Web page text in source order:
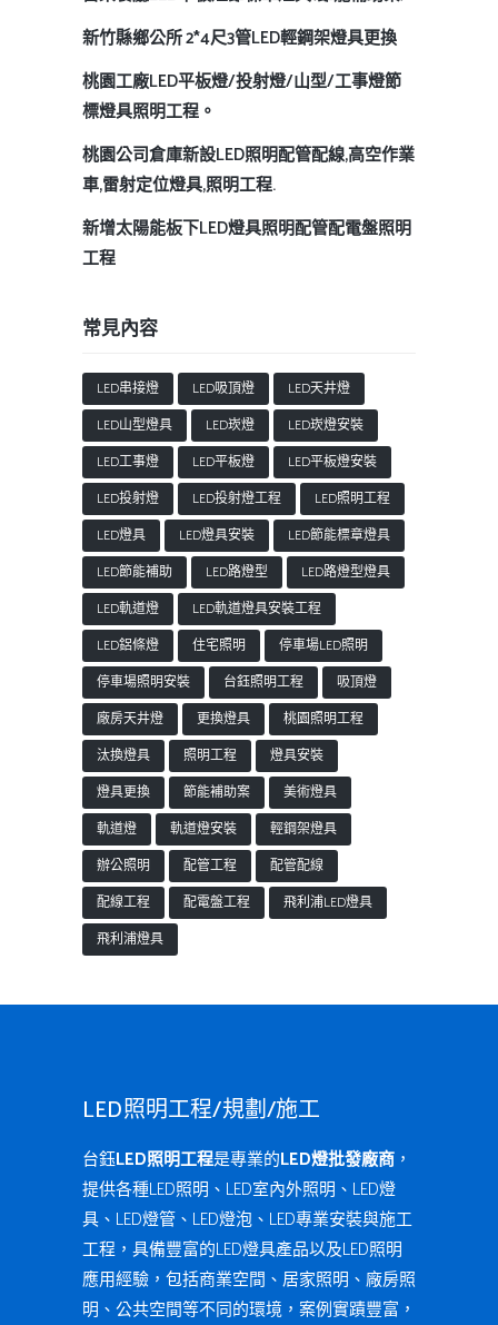
新竹縣鄉公所 2*4尺3管LED輕鋼架燈具更換
桃園工廠LED平板燈/投射燈/山型/工事燈節
標燈具照明工程。
桃園公司倉庫新設LED照明配管配線,高空作業
車,雷射定位燈具,照明工程.
新增太陽能板下LED燈具照明配管配電盤照明
工程
常見內容
LED串接燈 LED吸頂燈
LED天井燈
LED山型燈具
LED崁燈
LED崁燈安裝
LED工事燈
LED平板燈
LED平板燈安裝
LED投射燈
LED投射燈工程
LED照明工程
LED燈具
LED燈具安裝
LED節能標章燈具
LED節能補助
LED路燈型
LED路燈型燈具
LED軌道燈
LED軌道燈具安裝工程
LED鋁條燈
住宅照明
停車場LED照明
停車場照明安裝
台鈺照明工程
吸頂燈
廠房天井燈
更換燈具
桃園照明工程
汰換燈具
照明工程
燈具安裝
燈具更換
節能補助案
美術燈具
軌道燈
軌道燈安裝
輕鋼架燈具
辦公照明
配管工程
配管配線
配線工程
配電盤工程
飛利浦LED燈具
飛利浦燈具
LED照明工程/規劃/施工
台鈺LED照明工程是專業的LED燈批發廠商 ，
提供各種LED照明、LED室內外照明、LED燈
具、LED燈管、LED燈泡、LED專業安裝與施工
工程，具備豐富的LED燈具產品以及LED照明
應用經驗，包括商業空間、居家照明、廠房照
明、公共空間等不同的環境，案例實蹟豐富，